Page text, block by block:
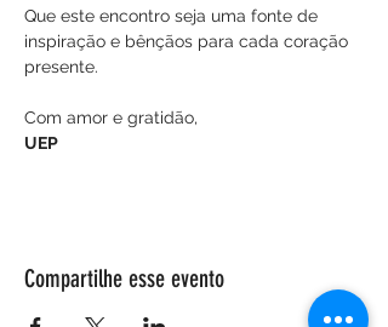
Que este encontro seja uma fonte de
inspiração e bênçãos para cada coração
presente.
Com amor e gratidão,
UEP
Compartilhe esse evento